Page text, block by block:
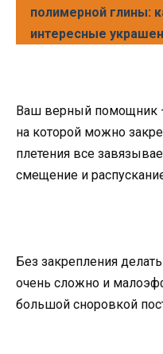
полимерной глины:
интересные
Ваш верный помощник
на которой можно
плетения все
смещение и
Без закрепления
очень сложно и
большой сноровкой